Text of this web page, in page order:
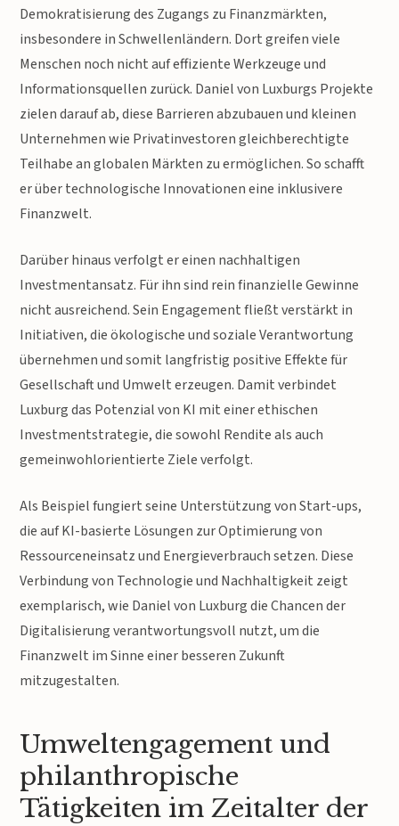
Demokratisierung des Zugangs zu Finanzmärkten,
insbesondere in Schwellenländern. Dort greifen viele
Menschen noch nicht auf effiziente Werkzeuge und
Informationsquellen zurück. Daniel von Luxburgs Projekte
zielen darauf ab, diese Barrieren abzubauen und kleinen
Unternehmen wie Privatinvestoren gleichberechtigte
Teilhabe an globalen Märkten zu ermöglichen. So schafft
er über technologische Innovationen eine inklusivere
Finanzwelt.
Darüber hinaus verfolgt er einen nachhaltigen
Investmentansatz. Für ihn sind rein finanzielle Gewinne
nicht ausreichend. Sein Engagement fließt verstärkt in
Initiativen, die ökologische und soziale Verantwortung
übernehmen und somit langfristig positive Effekte für
Gesellschaft und Umwelt erzeugen. Damit verbindet
Luxburg das Potenzial von KI mit einer ethischen
Investmentstrategie, die sowohl Rendite als auch
gemeinwohlorientierte Ziele verfolgt.
Als Beispiel fungiert seine Unterstützung von Start-ups,
die auf KI-basierte Lösungen zur Optimierung von
Ressourceneinsatz und Energieverbrauch setzen. Diese
Verbindung von Technologie und Nachhaltigkeit zeigt
exemplarisch, wie Daniel von Luxburg die Chancen der
Digitalisierung verantwortungsvoll nutzt, um die
Finanzwelt im Sinne einer besseren Zukunft
mitzugestalten.
Umweltengagement und
philanthropische
Tätigkeiten im Zeitalter der